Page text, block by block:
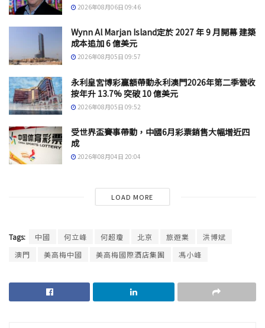
2026年08月06日 09:46
Wynn Al Marjan Island定於 2027 年 9 月開幕 建築
成本追加 6 億美元
2026年08月05日 09:57
永利皇宮博彩贏額帶動永利澳門2026年第二季營收
按年升 13.7% 突破 10 億美元
2026年08月05日 09:52
受世界盃賽事帶動，中國6月彩票銷售大幅增近四
成
2026年08月04日 20:04
LOAD MORE
Tags: 中國 何立峰 何超瓊 北京 旅遊業
洪博斌
澳門
美高梅中國 美高梅國際酒店集團 馮小峰